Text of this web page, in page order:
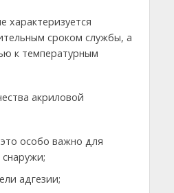
характеризуется
сроком службы, а
к температурным
акриловой
особо важно для
адгезии;